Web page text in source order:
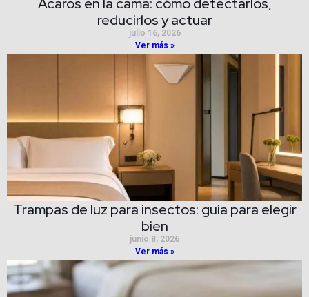
reducirlos y actuar
julio 16, 2026
Ver más »
Trampas de luz para insectos: guía para elegir
bien
junio 8, 2026
Ver más »